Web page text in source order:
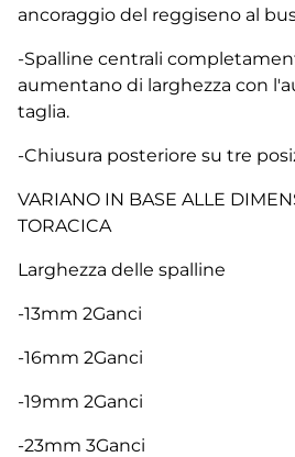
ancoraggio del reggiseno al
-Spalline centrali
aumentano di larghezza con
taglia.
-Chiusura posteriore su tre
VARIANO IN BASE ALLE
TORACICA
Larghezza delle spalline
-13mm 2Ganci
-16mm 2Ganci
-19mm 2Ganci
-23mm 3Ganci